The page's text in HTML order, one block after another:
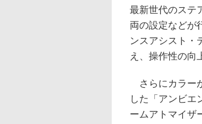
最新世代のステ
両の設定などが
ンスアシスト・
え、操作性の向
さらにカラー
した「アンビエ
ームアトマイザ